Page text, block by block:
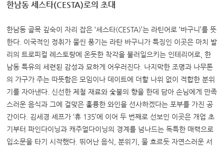
한남동 세스타(CESTA)로의 초대
한남동 골목 깊숙이 자리 잡은 ‘세스타(CESTA)’는 라틴어로 ‘바구니’를 뜻
한다. 이국적인 정취가 물씬 풍기는 라탄 바구니가 특징인 이곳은 마치 발
리의 트로피컬 레스토랑에 온듯한 착각을 불러일으키는 인테리어로, 한
남동 특유의 세련된 감성과 묘하게 어우러진다. 나지막한 조명과 나무톤
의 가구가 주는 따뜻함은 모임이나 데이트에 더할 나위 없이 적합한 분위
기를 자아낸다. 신선한 제철 재료와 숯불의 향을 한데 담아 손님에게 만족
스러운 음식과 그에 걸맞은 훌륭한 와인을 선사하겠다는 포부를 가진 공
간이다. 김세경 셰프가 ‘휴 135’에 이어 두 번째로 선보인 이곳은 개업 초
기부터 파인다이닝과 캐주얼다이닝의 경계를 넘나드는 독특한 매력으로
입소문을 타기 시작했다. 뛰어난 음식, 분위기,
물 흐르듯 자연스러운 서